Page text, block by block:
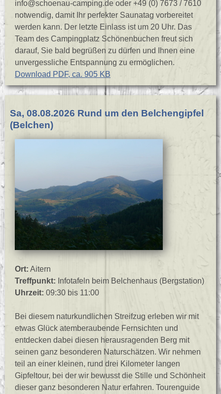
info@schoenau-camping.de oder +49 (0) 7673 / 7610
notwendig, damit Ihr perfekter Saunatag vorbereitet
werden kann. Der letzte Einlass ist um 20 Uhr. Das
Team des Campingplatz Schönenbuchen freut sich
darauf, Sie bald begrüßen zu dürfen und Ihnen eine
unvergessliche Entspannung zu ermöglichen.
Download PDF, ca. 905 KB
Sa, 08.08.2026 Rund um den Belchengipfel
(Belchen)
Ort: Aitern
Treffpunkt: Infotafeln beim Belchenhaus (Bergstation)
Uhrzeit: 09:30 bis 11:00
Bei diesem naturkundlichen Streifzug erleben wir mit
etwas Glück atemberaubende Fernsichten und
entdecken dabei diesen herausragenden Berg mit
seinen ganz besonderen Naturschätzen. Wir nehmen
teil an einer kleinen, rund drei Kilometer langen
Gipfeltour, bei der wir bewusst die Stille und Schönheit
dieser ganz besonderen Natur erfahren. Tourenguide